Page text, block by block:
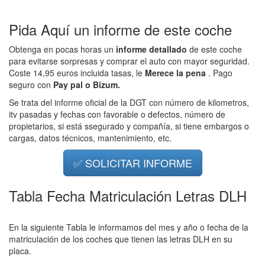
Pida Aquí un informe de este coche
Obtenga en pocas horas un informe detallado de este coche
para evitarse sorpresas y comprar el auto con mayor seguridad.
Coste 14,95 euros incluida tasas, le Merece la pena . Pago
seguro con Pay pal o Bizum.
Se trata del informe oficial de la DGT con número de kilometros,
itv pasadas y fechas con favorable o defectos, número de
propietarios, si está ssegurado y compañía, si tiene embargos o
cargas, datos técnicos, mantenimiento, etc.
✅ SOLICITAR INFORME
Tabla Fecha Matriculación Letras DLH
En la siguiente Tabla le informamos del mes y año o fecha de la
matriculación de los coches que tienen las letras DLH en su
placa.